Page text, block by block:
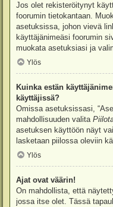
Jos olet rekisteröitynyt
foorumin tietokantaan.
asetuksissa, johon vievä
käyttäjänimeäsi foorumin
muokata asetuksiasi ja
Ylös
Kuinka estän
käyttäjissä?
Omissa asetuksissasi,
mahdollisuuden valita
asetuksen käyttöön näyt
lasketaan piilossa oleviin
Ylös
Ajat ovat väärin!
On mahdollista, että
jossa itse olet. Tässä